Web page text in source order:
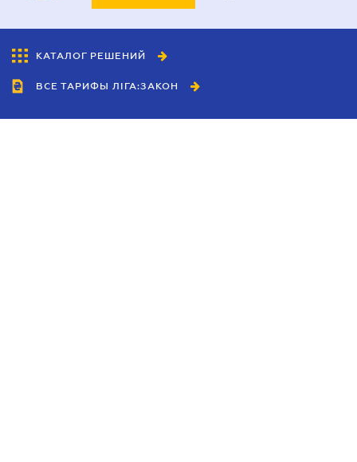
КАТАЛОГ РЕШЕНИЙ
ВСЕ ТАРИФЫ ЛІГА:ЗАКОН